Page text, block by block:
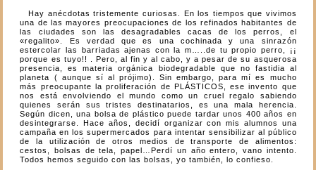
Hay anécdotas tristemente curiosas. En los tiempos que vivimos
una de las mayores preocupaciones de los refinados habitantes de
las ciudades son las desagradables cacas de los perros, el
«regalito». Es verdad que es una cochinada y una sinrazón
estercolar las barriadas ajenas con la m…..de tu propio perro, ¡¡
porque es tuyo!! . Pero, al fin y al cabo, y a pesar de su asquerosa
presencia, es materia orgánica biodegradable que no fastidia al
planeta ( aunque sí al prójimo). Sin embargo, para mí es mucho
más preocupante la proliferación de PLÁSTICOS, ese invento que
nos está envolviendo el mundo como un cruel regalo sabiendo
quienes serán sus tristes destinatarios, es una mala herencia.
Según dicen, una bolsa de plástico puede tardar unos 400 años en
desintegrarse. Hace años, decidí organizar con mis alumnos una
campaña en los supermercados para intentar sensibilizar al público
de la utilización de otros medios de transporte de alimentos:
cestos, bolsas de tela, papel…Perdí un año entero, vano intento.
Todos hemos seguido con las bolsas, yo también, lo confieso.